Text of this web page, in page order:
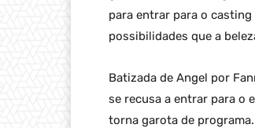
para entrar para o casting
possibilidades que a
Batizada de Angel por
se recusa a entrar para o
torna garota de